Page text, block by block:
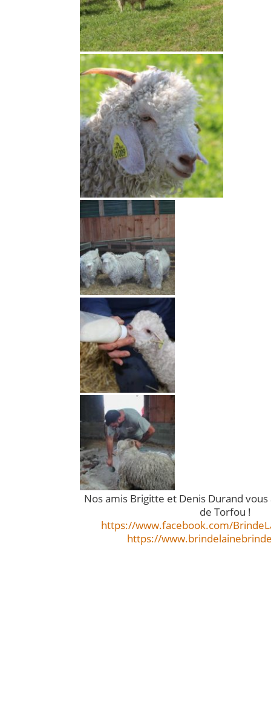
Nos amis Brigitte et Denis Durand
de Torfou !
https://www.facebook.com/
https://